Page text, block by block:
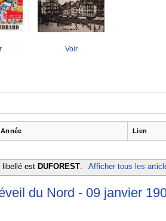
Voir
Année Lien
libellé est DUFOREST Afficher tous les
du Nord - 09 janvier